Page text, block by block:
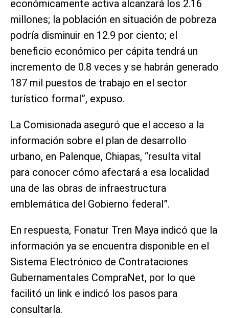
económicamente activa alcanzará los 2.16
millones; la población en situación de pobreza
podría disminuir en 12.9 por ciento; el
beneficio económico per cápita tendrá un
incremento de 0.8 veces y se habrán generado
187 mil puestos de trabajo en el sector
turístico formal”, expuso.
La Comisionada aseguró que el acceso a la
información sobre el plan de desarrollo
urbano, en Palenque, Chiapas, “resulta vital
para conocer cómo afectará a esa localidad
una de las obras de infraestructura
emblemática del Gobierno federal”.
En respuesta, Fonatur Tren Maya indicó que la
información ya se encuentra disponible en el
Sistema Electrónico de Contrataciones
Gubernamentales CompraNet, por lo que
facilitó un link e indicó los pasos para
consultarla.